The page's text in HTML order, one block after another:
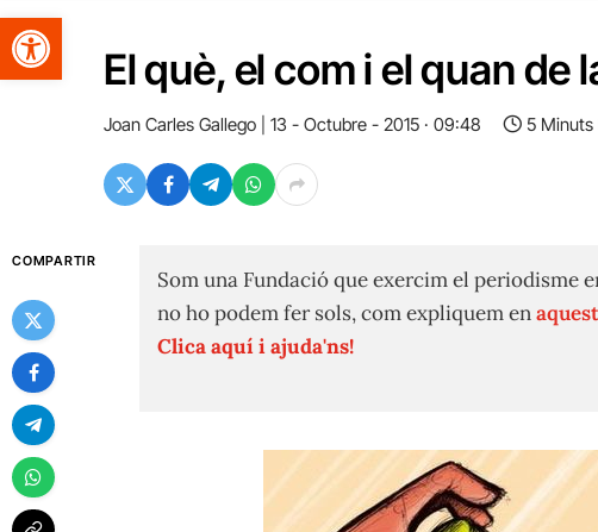
Obre la barra d'eines
El què, el com i el quan de
Joan Carles Gallego 13 - Octubre - 2015 · 09:48 5
COMPARTIR
Som una Fundació que exercim el periodisme
no ho podem fer sols, com expliquem en
Clica aquí i ajuda'ns!